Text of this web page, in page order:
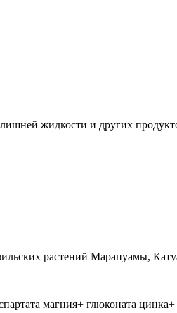
жидкости и других
растений Марапуамы,
магния+ глюконата